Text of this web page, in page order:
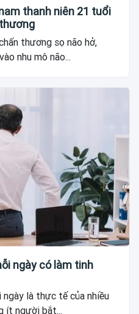
thanh niên 21 tuổi
thương sọ não hở,
nhu mô não...
ngày có làm tinh
là thực tế của nhiều
ít người bắt...